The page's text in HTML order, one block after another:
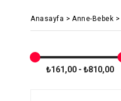
Anasayfa > Anne-Bebek >
₺161,00 - ₺810,00